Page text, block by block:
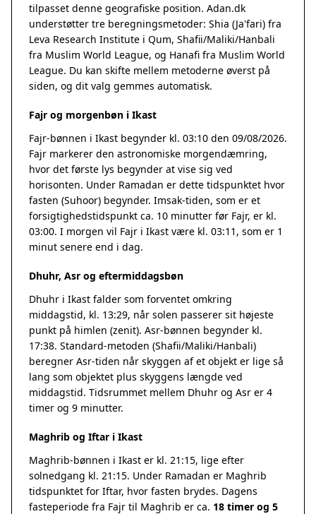
tilpasset denne geografiske position. Adan.dk
understøtter tre beregningsmetoder: Shia (Ja'fari) fra
Leva Research Institute i Qum, Shafii/Maliki/Hanbali
fra Muslim World League, og Hanafi fra Muslim World
League. Du kan skifte mellem metoderne øverst på
siden, og dit valg gemmes automatisk.
Fajr og morgenbøn i Ikast
Fajr-bønnen i Ikast begynder kl. 03:10 den 09/08/2026.
Fajr markerer den astronomiske morgendæmring,
hvor det første lys begynder at vise sig ved
horisonten. Under Ramadan er dette tidspunktet hvor
fasten (Suhoor) begynder. Imsak-tiden, som er et
forsigtighedstidspunkt ca. 10 minutter før Fajr, er kl.
03:00. I morgen vil Fajr i Ikast være kl. 03:11, som er 1
minut senere end i dag.
Dhuhr, Asr og eftermiddagsbøn
Dhuhr i Ikast falder som forventet omkring
middagstid, kl. 13:29, når solen passerer sit højeste
punkt på himlen (zenit). Asr-bønnen begynder kl.
17:38. Standard-metoden (Shafii/Maliki/Hanbali)
beregner Asr-tiden når skyggen af et objekt er lige så
lang som objektet plus skyggens længde ved
middagstid. Tidsrummet mellem Dhuhr og Asr er 4
timer og 9 minutter.
Maghrib og Iftar i Ikast
Maghrib-bønnen i Ikast er kl. 21:15, lige efter
solnedgang kl. 21:15. Under Ramadan er Maghrib
tidspunktet for Iftar, hvor fasten brydes. Dagens
fasteperiode fra Fajr til Maghrib er ca. 18 timer og 5